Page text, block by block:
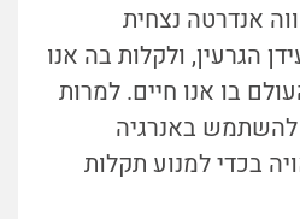
אנדרטה נצחית
הגרעין, ולקלות בה אנו
בו אנו חיים. למרות
להשתמש באנרגיה
בכדי למנוע תקלות